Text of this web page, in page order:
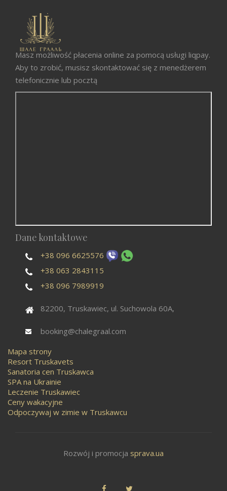
Masz możliwość płacenia online za pomocą usługi liqpay.
Aby to zrobić, musisz skontaktować się z menedżerem
telefonicznie lub pocztą
Dane kontaktowe
+38 096 6625576
+38 063 2843115
+38 096 7989919
82200, Truskawiec, ul. Suchowola 60A,
booking@chalegraal.com
Mapa strony
Resort Truskavets
Sanatoria cen Truskawca
SPA na Ukrainie
Leczenie Truskawiec
Ceny wakacyjne
Odpoczywaj w zimie w Truskawcu
Rozwój i promocja sprava.ua